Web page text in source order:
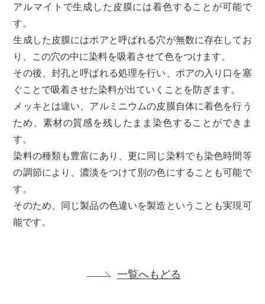
アルマイトで生成した皮膜には着色することが可能で
す。
生成した皮膜にはポアと呼ばれる穴が無数に存在してお
り、この穴の中に染料を吸着させて色をつけます。
その後、封孔と呼ばれる処理を行い、ポアの入り口を塞
ぐことで吸着させた染料が出ていくことを防ぎます。
メッキとは違い、アルミニウムの皮膜自体に着色を行う
ため、素材の質感を残したまま染色することができま
す。
染料の種類も豊富にあり、更に同じ染料でも染色時間等
の調節により、濃淡をつけて別の色にすることも可能で
す。
そのため、同じ製品の色違いを製造ということも実現可
能です。
一覧へもどる